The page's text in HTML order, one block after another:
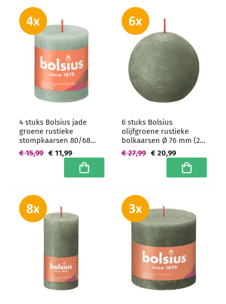
4 stuks Bolsius jade
groene rustieke
stompkaarsen 80/68
mm (35 uur) -
grootverpakking
€ 11,99
€ 15,99
In winkelwagen
6 stuks Bolsius
olijfgroene rustieke
bolkaarsen Ø 76 mm (25
uur) - grootverpakking
€ 20,99
€ 27,99
In